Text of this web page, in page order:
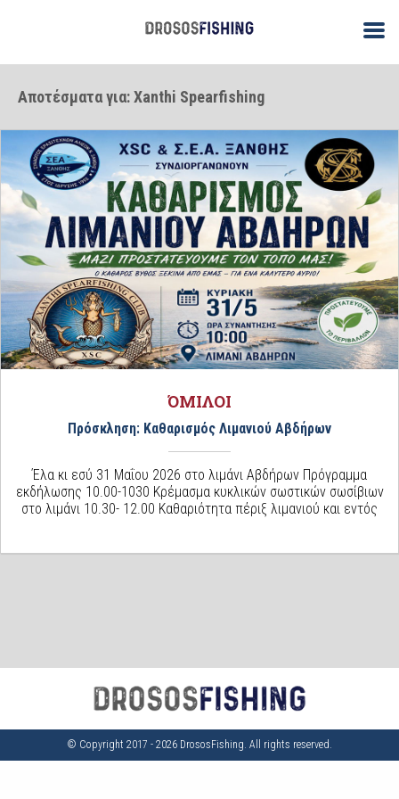
Αποτέσματα για: Xanthi Spearfishing
ΌΜΙΛΟΙ
Πρόσκληση: Καθαρισμός Λιμανιού Αβδήρων
Έλα κι εσύ 31 Μαΐου 2026 στο λιμάνι Αβδήρων Πρόγραμμα
εκδήλωσης 10.00-1030 Κρέμασμα κυκλικών σωστικών σωσίβιων
στο λιμάνι 10.30- 12.00 Καθαριότητα πέριξ λιμανιού και εντός
© Copyright 2017 - 2026 DrososFishing. All rights reserved.